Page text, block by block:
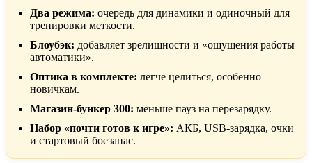
Два режима: очередь для динамики и одиночный для
тренировки меткости.
Блоубэк: добавляет зрелищности и «ощущения работы
автоматики».
Оптика в комплекте: легче целиться, особенно
новичкам.
Магазин-бункер 300: меньше пауз на перезарядку.
Набор «почти готов к игре»: АКБ, USB-зарядка, очки
и стартовый боезапас.